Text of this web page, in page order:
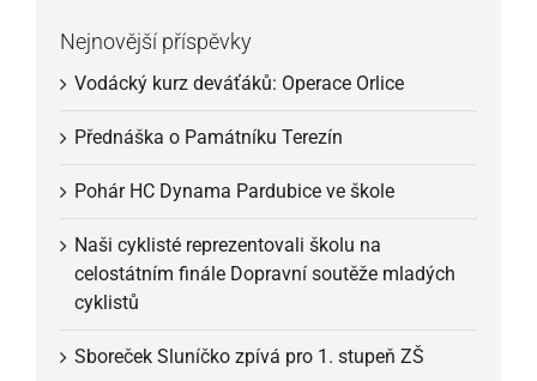
Nejnovější příspěvky
Vodácký kurz deváťáků: Operace Orlice
Přednáška o Památníku Terezín
Pohár HC Dynama Pardubice ve škole
Naši cyklisté reprezentovali školu na
celostátním finále Dopravní soutěže mladých
cyklistů
Sboreček Sluníčko zpívá pro 1. stupeň ZŠ